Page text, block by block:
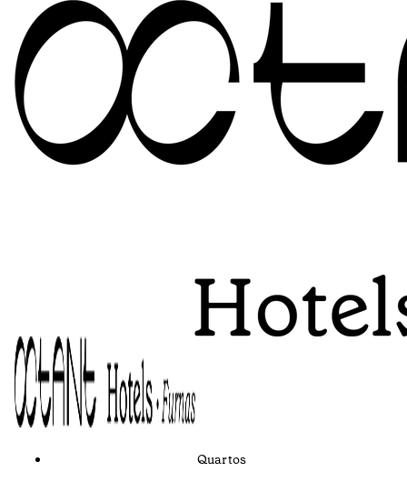
Quartos